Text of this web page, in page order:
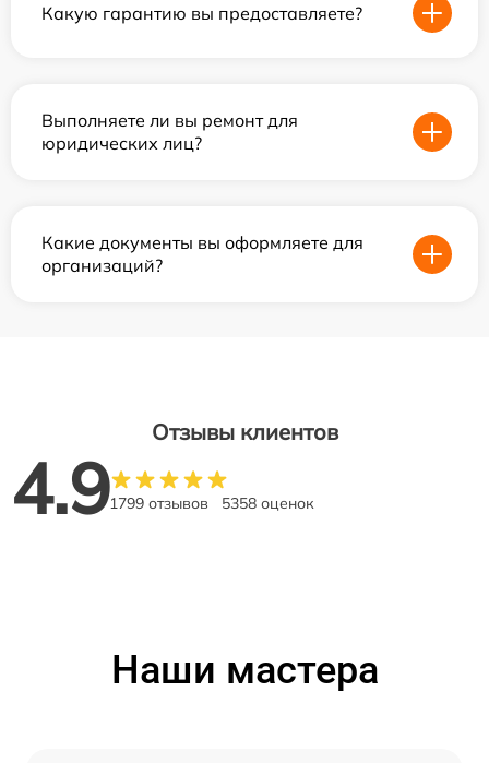
Какую гарантию вы предоставляете?
Выполняете ли вы ремонт для
юридических лиц?
Какие документы вы оформляете для
организаций?
Отзывы клиентов
4.91799 отзывов 5358 оценок
Наши мастера